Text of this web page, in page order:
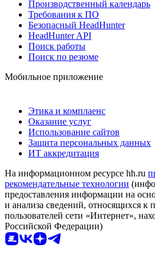
Производственный календарь
Требования к ПО
Безопасный HeadHunter
HeadHunter API
Поиск работы
Поиск по резюме
Мобильное приложение
Этика и комплаенс
Оказание услуг
Использование сайтов
Защита персональных данных
ИТ аккредитация
На информационном ресурсе hh.ru
рекомендательные технологии
предоставления информации на
и анализа сведений, относящихся к
пользователей сети «Интернет»,
Российской Федерации)